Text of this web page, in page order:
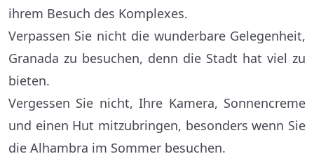
ihrem Besuch des Komplexes.
Verpassen Sie nicht die wunderbare Gelegenheit,
Granada zu besuchen, denn die Stadt hat viel zu
bieten.
Vergessen Sie nicht, Ihre Kamera, Sonnencreme
und einen Hut mitzubringen, besonders wenn Sie
die Alhambra im Sommer besuchen.